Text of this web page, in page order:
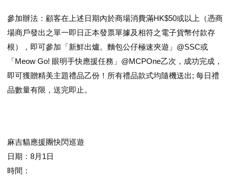
參加辦法：顧客在上述日期內於商場消費滿HK$50或以上（憑商
場商戶發出之單一即日正本發票單據及相符之電子貨幣付款存
根），即可參加「新鮮出爐。麵包公仔極速夾遊」@SSC或
「Meow Go! 眼明手快應援任務」@MCPOne乙次，成功完成，
即可獲贈精美主題禮品乙份！所有禮品款式均隨機送出; 每日禮
品數量有限，送完即止。
麻吉貓應援團快閃巡遊
日期：8月1日
時間：